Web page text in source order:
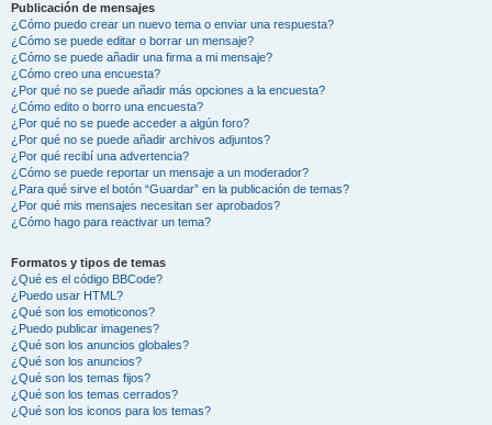
Publicación de mensajes
¿Cómo puedo crear un nuevo tema o enviar una respuesta?
¿Cómo se puede editar o borrar un mensaje?
¿Cómo se puede añadir una firma a mi mensaje?
¿Cómo creo una encuesta?
¿Por qué no se puede añadir más opciones a la encuesta?
¿Cómo edito o borro una encuesta?
¿Por qué no se puede acceder a algún foro?
¿Por qué no se puede añadir archivos adjuntos?
¿Por qué recibí una advertencia?
¿Cómo se puede reportar un mensaje a un moderador?
¿Para qué sirve el botón “Guardar” en la publicación de temas?
¿Por qué mis mensajes necesitan ser aprobados?
¿Cómo hago para reactivar un tema?
Formatos y tipos de temas
¿Qué es el código BBCode?
¿Puedo usar HTML?
¿Qué son los emoticonos?
¿Puedo publicar imagenes?
¿Qué son los anuncios globales?
¿Qué son los anuncios?
¿Qué son los temas fijos?
¿Qué son los temas cerrados?
¿Qué son los iconos para los temas?